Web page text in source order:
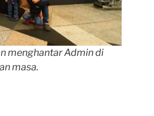
menghantar Admin di
masa.